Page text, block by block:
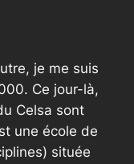
je me suis
Ce jour-là,
Celsa sont
une école de
située